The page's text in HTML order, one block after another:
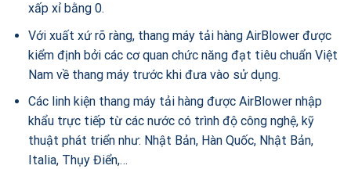
xấp xỉ bằng 0.
Với xuất xứ rõ ràng, thang máy tải hàng AirBlower được
kiểm định bởi các cơ quan chức năng đạt tiêu chuẩn Việt
Nam về thang máy trước khi đưa vào sử dụng.
Các linh kiện thang máy tải hàng được AirBlower nhập
khẩu trực tiếp từ các nước có trình độ công nghệ, kỹ
thuật phát triển như: Nhật Bản, Hàn Quốc, Nhật Bản,
Italia, Thụy Điển,…